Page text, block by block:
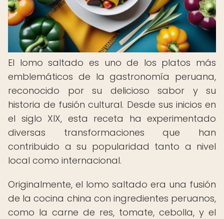
El lomo saltado es uno de los platos más
emblemáticos de la gastronomía peruana,
reconocido por su delicioso sabor y su
historia de fusión cultural. Desde sus inicios en
el siglo XIX, esta receta ha experimentado
diversas transformaciones que han
contribuido a su popularidad tanto a nivel
local como internacional.
Originalmente, el lomo saltado era una fusión
de la cocina china con ingredientes peruanos,
como la carne de res, tomate, cebolla, y el